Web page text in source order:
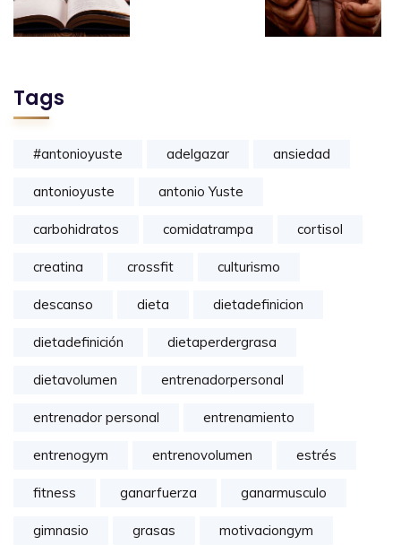
Tags
#antonioyuste adelgazar ansiedad
antonioyuste antonio Yuste
carbohidratos comidatrampa cortisol
creatina crossfit culturismo
descanso dieta dietadefinicion
dietadefinición dietaperdergrasa
dietavolumen entrenadorpersonal
entrenador personal entrenamiento
entrenogym entrenovolumen estrés
fitness ganarfuerza ganarmusculo
gimnasio grasas motivaciongym